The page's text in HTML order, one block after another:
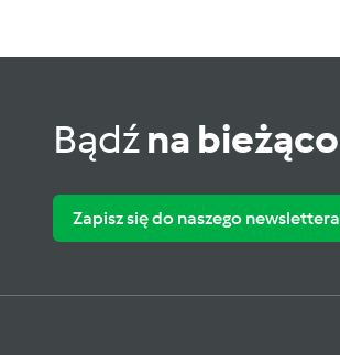
Bądźna bieżąco
Zapisz się do naszego newslettera